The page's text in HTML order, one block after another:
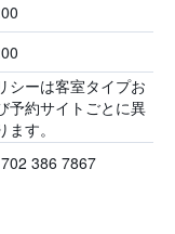
シーは客室タイプお
予約サイトごとに異
ます。
386 7867